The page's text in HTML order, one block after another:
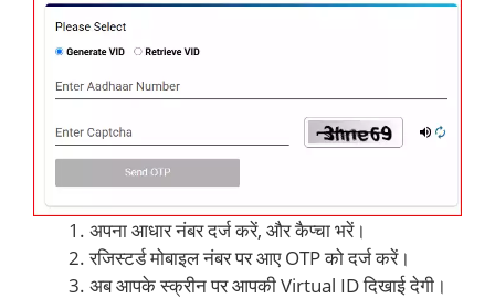
अपना आधार नंबर दर्ज करें, और कैप्चा भरें।
रजिस्टर्ड मोबाइल नंबर पर आए OTP को दर्ज करें।
अब आपके स्क्रीन पर आपकी Virtual ID दिखाई देगी।